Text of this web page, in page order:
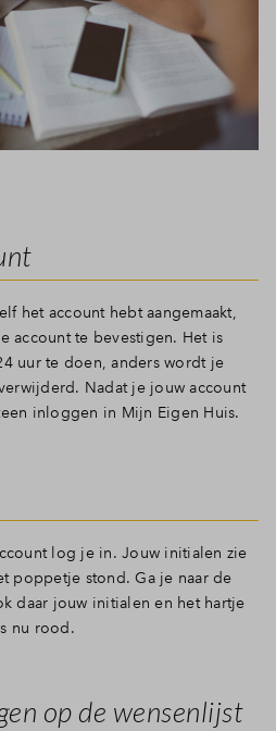
het account hebt aangemaakt,
account te bevestigen. Het is
uur te doen, anders wordt je
Nadat je jouw account
inloggen in Mijn Eigen Huis.
log je in. Jouw initialen zie
poppetje stond. Ga je naar de
daar jouw initialen en het hartje
nu rood.
op de wensenlijst